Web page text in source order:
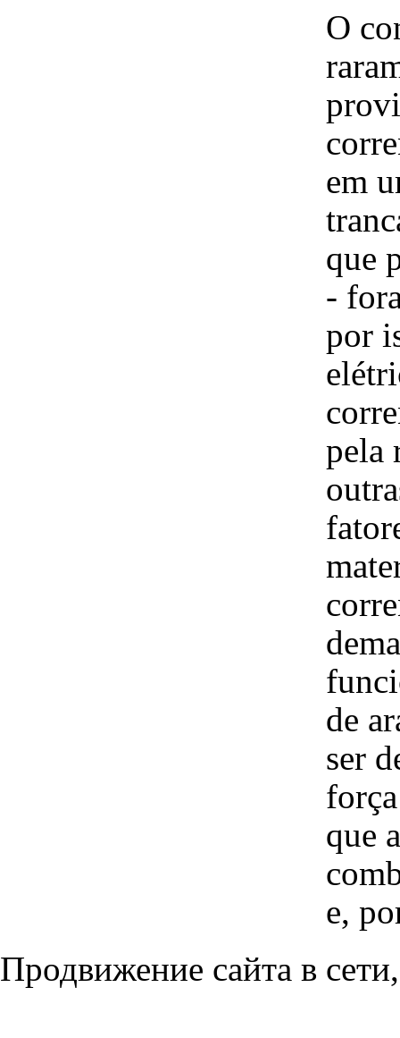
O
em
que
-
por
pela
de
ser
que
e,
Продвижение сайта в